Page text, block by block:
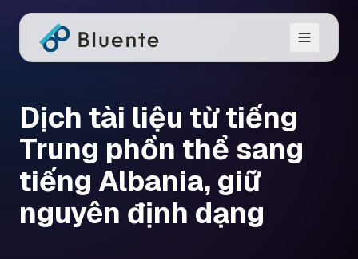
Dịch tài liệu từ tiếng
Trung phồn thể sang
tiếng Albania, giữ
nguyên định dạng